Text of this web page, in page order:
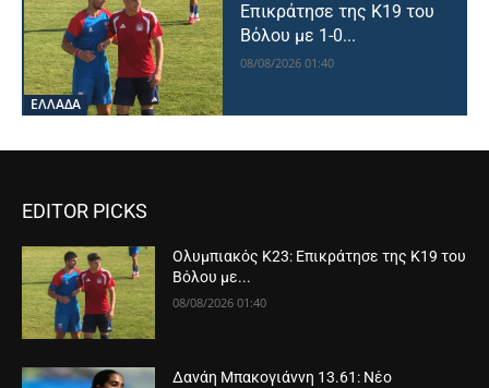
ΕΛΛΑΔΑ
Επικράτησε της Κ19 του
Βόλου με 1-0...
08/08/2026 01:40
EDITOR PICKS
Ολυμπιακός Κ23: Επικράτησε της Κ19 του
Βόλου με...
08/08/2026 01:40
Δανάη Μπακογιάννη 13.61: Νέο